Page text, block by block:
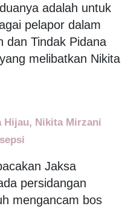
adalah untuk
pelapor dalam
dan Tindak Pidana
melibatkan Nikita
Hijau, Nikita Mirzani
Jaksa
persidangan
mengancam bos